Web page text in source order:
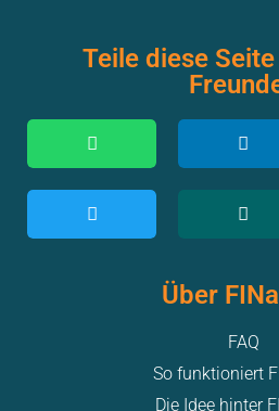
Teile diese
Über
FAQ
So funktioniert
Die Idee hinter